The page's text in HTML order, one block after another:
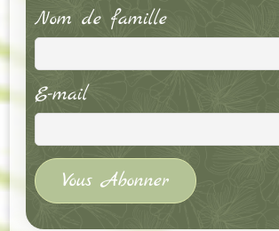
Nom de famille
E-mail